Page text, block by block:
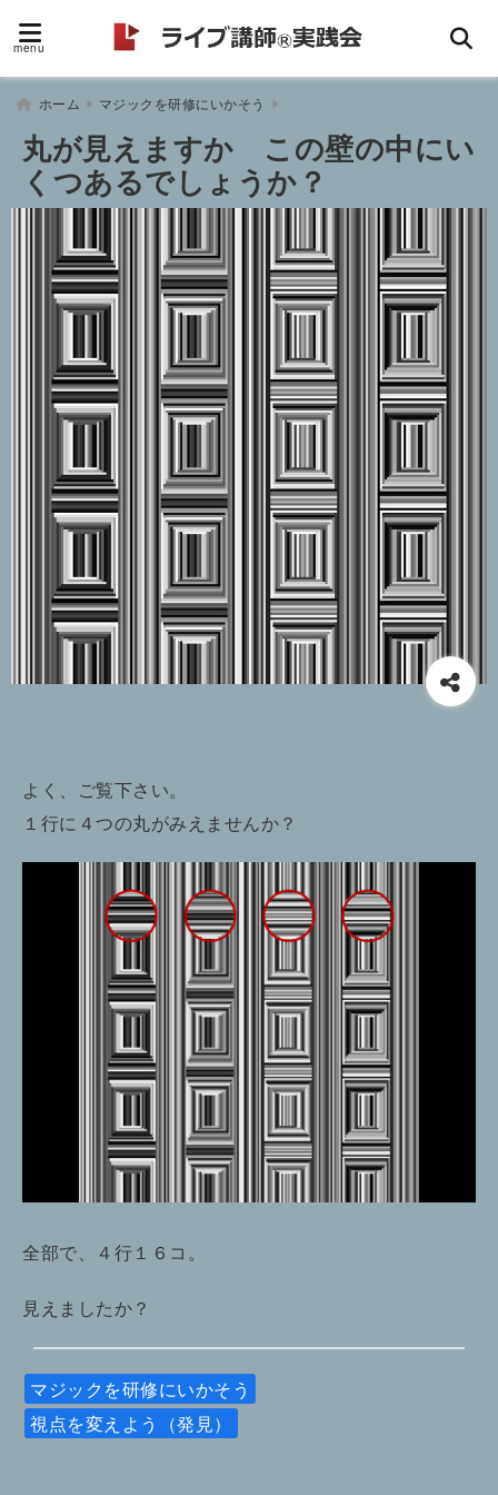
menu
ホーム マジックを研修にいかそう
丸が見えますか この壁の中にい
くつあるでしょうか？
よく、ご覧下さい。
１行に４つの丸がみえませんか？
全部で、４行１６コ。
見えましたか？
マジックを研修にいかそう
視点を変えよう（発見）